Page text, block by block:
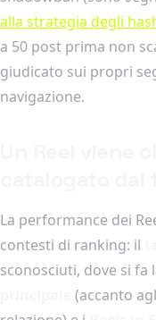
alla strategia degli
a 50 post prima non
giudicato sui propri
navigazione.
La performance dei
contesti di ranking: il
sconosciuti, dove si fa
(accanto